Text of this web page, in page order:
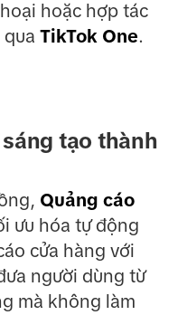
hoặc hợp tác
TikTok One.
tạo thành
Quảng cáo
ưu hóa tự động
cửa hàng với
người dùng từ
mà không làm